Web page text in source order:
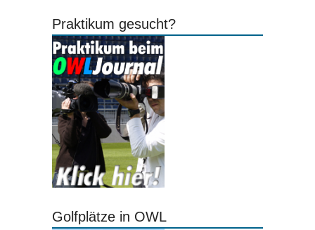
Praktikum gesucht?
Golfplätze in OWL